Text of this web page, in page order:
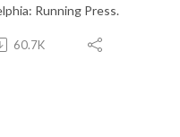
Running Press.
60.7K